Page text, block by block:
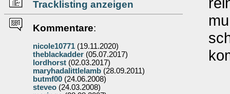
Tracklisting anzeigen
Kommentare:
nicole10771 (19.11.2020)
theblackadder (05.07.2017)
lordhorst (02.03.2017)
maryhadalittlelamb (28.09.2011)
butmf00 (24.06.2008)
steveo (24.03.2008)